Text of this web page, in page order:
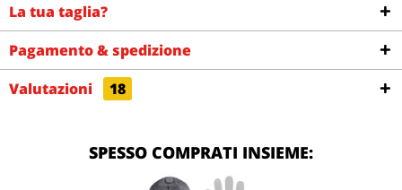
La tua taglia?
Pagamento & spedizione
Valutazioni
18
SPESSO COMPRATI INSIEME: